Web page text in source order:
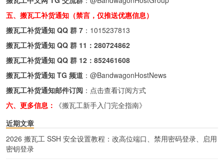
五、搬瓦工补货通知（禁言，仅推送优惠信息）
搬瓦工补货通知 QQ 群 7 ： 1015237813
搬瓦工补货通知 QQ 群 11： 280724862
搬瓦工补货通知 QQ 群 12： 852461608
搬瓦工补货通知 TG 频道 ： @BandwagonHostNews
搬瓦工补货通知邮件订阅 ： 点击查看订阅方式
六、更多信息：
《搬瓦工新手入门完全指南》
近期文章
2026 搬瓦工 SSH 安全设置教程：改高位端口、禁用密码登录、启用
密钥登录